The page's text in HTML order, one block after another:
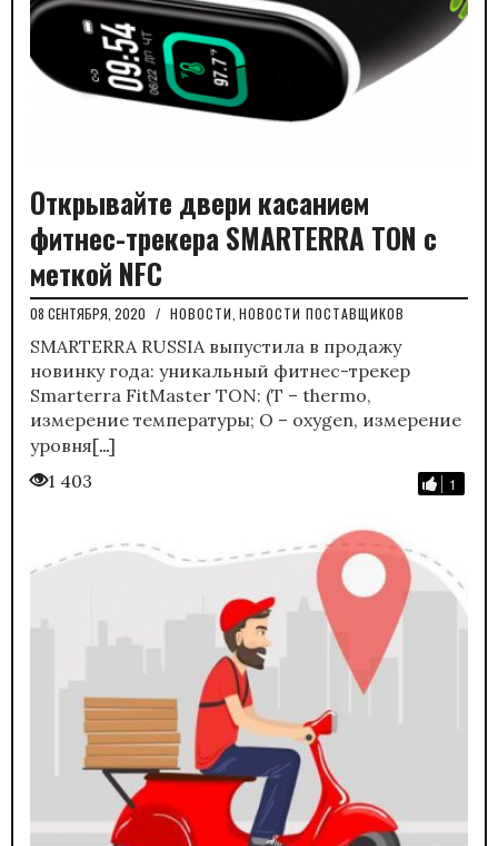
Открывайте двери касанием
фитнес-трекера SMARTERRA TON с
меткой NFC
08 СЕНТЯБРЯ, 2020 / НОВОСТИ НОВОСТИ ПОСТАВЩИКОВ
SMARTERRA RUSSIA выпустила в продажу
новинку года: уникальный фитнес-трекер
Smarterra FitMaster TON: (T – thermo,
измерение температуры; O – oxygen, измерение
уровня[…]
1
1 403